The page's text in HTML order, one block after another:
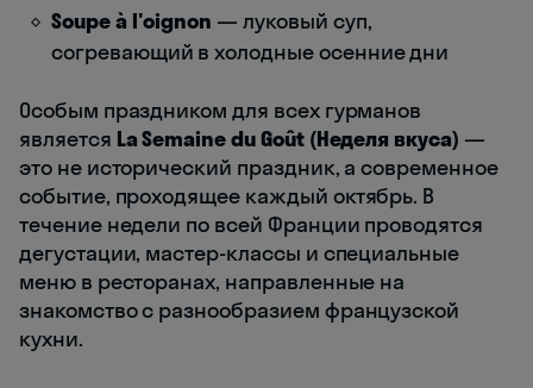
Soupe à l'oignon — луковый суп,
согревающий в холодные осенние дни
Особым праздником для всех гурманов
является La Semaine du Goût (Неделя вкуса) —
это не исторический праздник, а современное
событие, проходящее каждый октябрь. В
течение недели по всей Франции проводятся
дегустации, мастер-классы и специальные
меню в ресторанах, направленные на
знакомство с разнообразием французской
кухни.